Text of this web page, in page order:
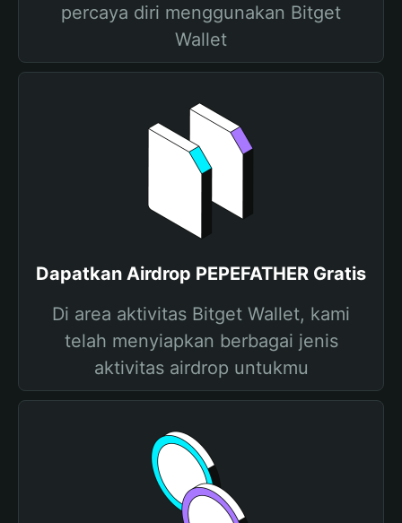
percaya diri menggunakan Bitget
Wallet
Dapatkan Airdrop PEPEFATHER Gratis
Di area aktivitas Bitget Wallet, kami
telah menyiapkan berbagai jenis
aktivitas airdrop untukmu